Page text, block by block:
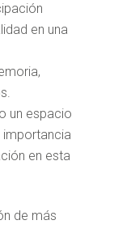
en una
un espacio
en esta
de más